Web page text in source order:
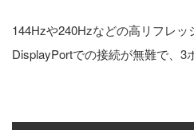
144Hzや240Hzなどの高リフレ
DisplayPortでの接続が無難で、3